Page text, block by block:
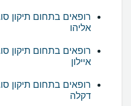
רופאים בתחום תיקון
אליהו
רופאים בתחום תיקון
איילון
רופאים בתחום תיקון
דקלה